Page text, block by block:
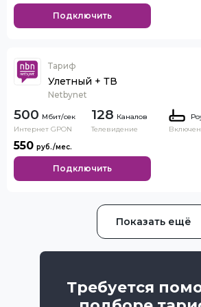
Подключить
Тариф
Улетный + ТВ
Netbynet
500
Интернет GPON
128 Каналов
Телевидение
Включен
550
Подключить
Показать ещё
Требуется